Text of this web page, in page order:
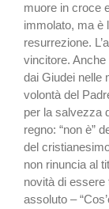
muore in croce
immolato, ma è
resurrezione.
vincitore.
dai Giudei nelle
volontà del
per la salvezza
regno: “non è”
del
non rinuncia al
novità di
assoluto –